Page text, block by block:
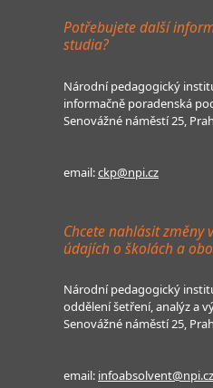
Potřebujete další
studia?
Národní pedagogický
informačně poradenská
Senovážné náměstí 25,
email:ckp@npi.cz
Chcete nahlásit změny
údajích o školách a
Národní pedagogický
oddělení šetření, analýz a
Senovážné náměstí 25,
email: infoabsolvent@npi.cz